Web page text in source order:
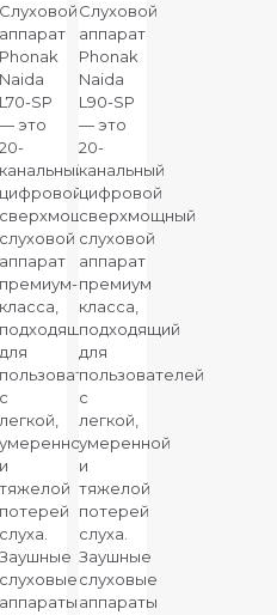
Слуховой
аппарат
Phonak
Naida
L70-SP
— это
20-
слуховой
аппарат
премиум-
класса,
для
с
легкой,
и
тяжелой
потерей
слуха.
Заушные
слуховые
аппараты
Слуховой
аппарат
Phonak
Naida
L90-SP
— это
20-
канальный
цифровой
сверхмощный
слуховой
аппарат
премиум
класса,
подходящий
для
пользователей
с
легкой,
умеренной
и
тяжелой
потерей
слуха.
Заушные
слуховые
аппараты